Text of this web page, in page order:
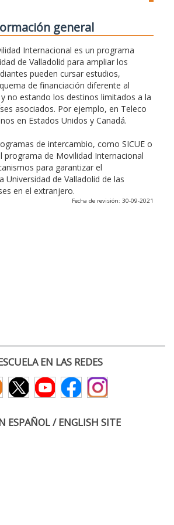
general
Internacional es un programa
de Valladolid para ampliar los
pueden cursar estudios,
de financiación diferente al
no estando los destinos limitados a la
asociados. Por ejemplo, en Teleco
en Estados Unidos y Canadá.
de intercambio, como SICUE o
programa de Movilidad Internacional
para garantizar el
Universidad de Valladolid de las
en el extranjero.
Fecha de revisión: 30-09-2021
EN LAS REDES
ESPAÑOL / ENGLISH SITE